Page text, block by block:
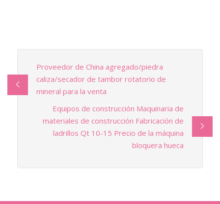
Proveedor de China agregado/piedra
caliza/secador de tambor rotatorio de
mineral para la venta
Equipos de construcción Maquinaria de
materiales de construcción Fabricación de
ladrillos Qt 10-15 Precio de la máquina
bloquera hueca